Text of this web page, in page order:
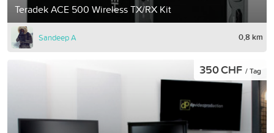
Teradek ACE 500 Wireless TX/RX Kit
Sandeep A 0,8 km
350 CHF / Tag